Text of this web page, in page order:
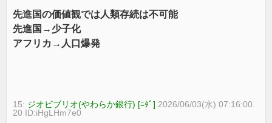
先進国の価値観では人類存続は不可能
先進国→少子化
アフリカ→人口爆発
15: ジオビブリオ(やわらか銀行) [ﾆﾀﾞ] 2026/06/03(水) 07:16:00.
20 ID:iHgLHm7e0